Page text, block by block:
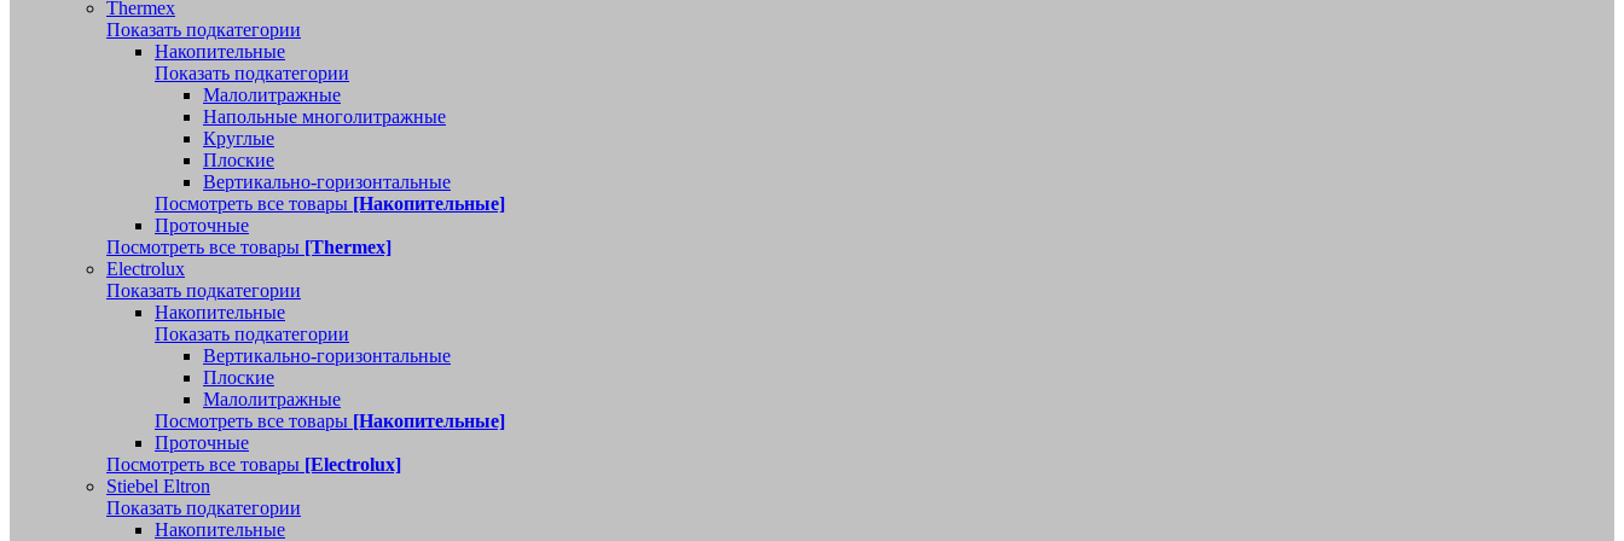
Thermex
Показать подкатегории
Накопительные
Показать подкатегории
Малолитражные
Напольные многолитражные
Круглые
Плоские
Вертикально-горизонтальные
Посмотреть все товары [Накопительные]
Проточные
Посмотреть все товары [Thermex]
Electrolux
Показать подкатегории
Накопительные
Показать подкатегории
Вертикально-горизонтальные
Плоские
Малолитражные
Посмотреть все товары [Накопительные]
Проточные
Посмотреть все товары [Electrolux]
Stiebel Eltron
Показать подкатегории
Накопительные